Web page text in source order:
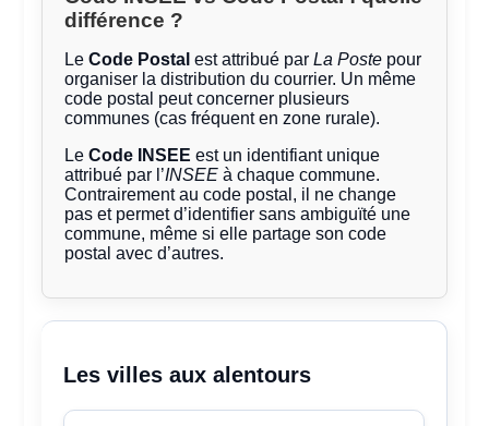
différence ?
LeCode Postal est attribué parLa Poste pour
organiser la distribution du courrier. Un même
code postal peut concerner plusieurs
communes (cas fréquent en zone rurale).
LeCode INSEE est un identifiant unique
attribué par l’INSEE à chaque commune.
Contrairement au code postal, il ne change
pas et permet d’identifier sans ambiguïté une
commune, même si elle partage son code
postal avec d’autres.
Les villes aux alentours